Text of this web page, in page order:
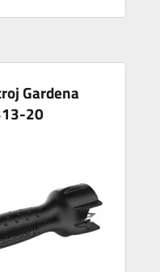
Gardena
20